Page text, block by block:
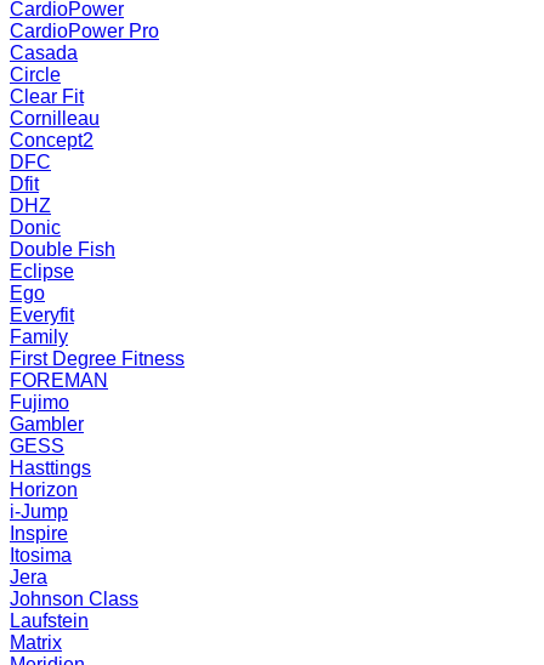
CardioPower
CardioPower Pro
Casada
Circle
Clear Fit
Cornilleau
Concept2
DFC
Dfit
DHZ
Donic
Double Fish
Eclipse
Ego
Everyfit
Family
First Degree Fitness
FOREMAN
Fujimo
Gambler
GESS
Hasttings
Horizon
i-Jump
Inspire
Itosima
Jera
Johnson Class
Laufstein
Matrix